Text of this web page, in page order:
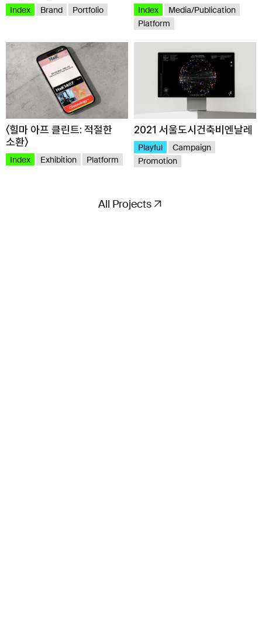
All Projects
Index Brand Portfolio Index
Media/Publication
Platform
〈힐마 아프 클린트: 적절한
소환〉
Index Exhibition Platform
2021 서울도시건축비엔날레
Playful
Campaign
Promotion